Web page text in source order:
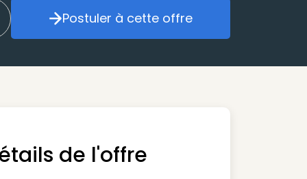
mon alerte Postuler à cette offre
Postuler à cette offre
de l'offre